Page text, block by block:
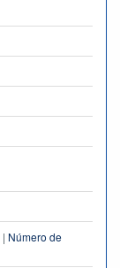
| Número de